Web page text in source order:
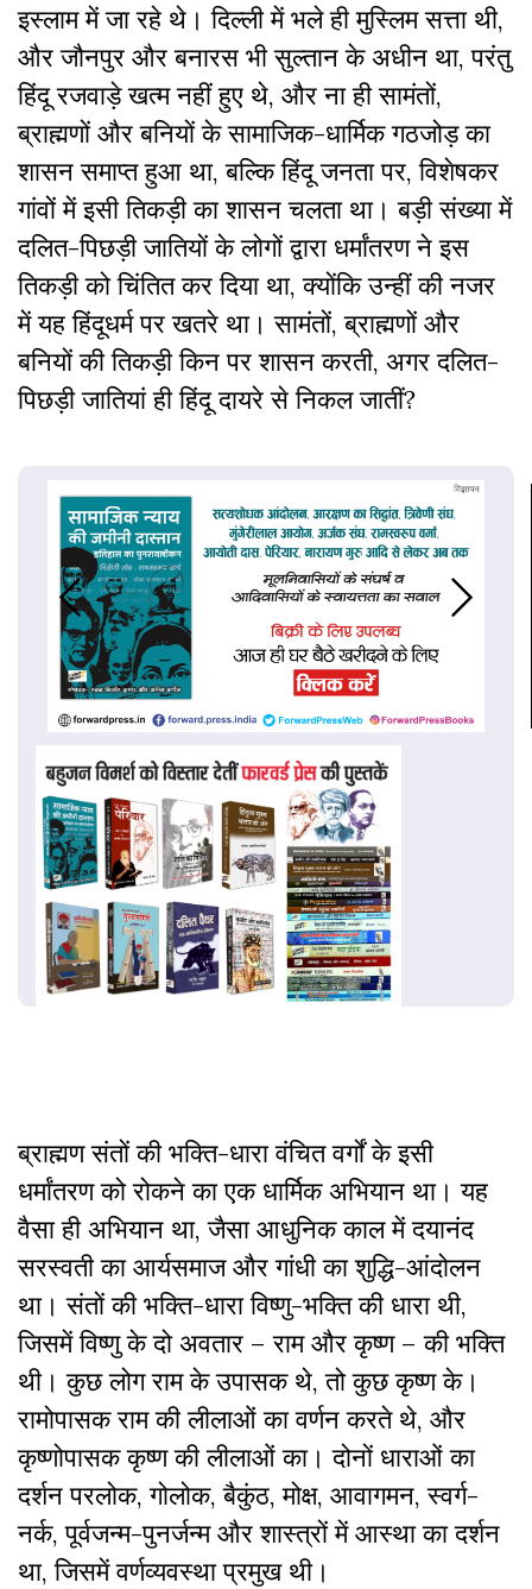
इस्लाम में जा रहे थे। दिल्ली में भले ही मुस्लिम सत्ता थी,
और जौनपुर और बनारस भी सुल्तान के अधीन था, परंतु
हिंदू रजवाड़े खत्म नहीं हुए थे, और ना ही सामंतों,
ब्राह्मणों और बनियों के सामाजिक-धार्मिक गठजोड़ का
शासन समाप्त हुआ था, बल्कि हिंदू जनता पर, विशेषकर
गांवों में इसी तिकड़ी का शासन चलता था। बड़ी संख्या में
दलित-पिछड़ी जातियों के लोगों द्वारा धर्मांतरण ने इस
तिकड़ी को चिंतित कर दिया था, क्योंकि उन्हीं की नजर
में यह हिंदूधर्म पर खतरे था। सामंतों, ब्राह्मणों और
बनियों की तिकड़ी किन पर शासन करती, अगर दलित-
पिछड़ी जातियां ही हिंदू दायरे से निकल जातीं?
ब्राह्मण संतों की भक्ति-धारा वंचित वर्गों के इसी
धर्मांतरण को रोकने का एक धार्मिक अभियान था। यह
वैसा ही अभियान था, जैसा आधुनिक काल में दयानंद
सरस्वती का आर्यसमाज और गांधी का शुद्धि-आंदोलन
था। संतों की भक्ति-धारा विष्णु-भक्ति की धारा थी,
जिसमें विष्णु के दो अवतार – राम और कृष्ण – की भक्ति
थी। कुछ लोग राम के उपासक थे, तो कुछ कृष्ण के।
रामोपासक राम की लीलाओं का वर्णन करते थे, और
कृष्णोपासक कृष्ण की लीलाओं का। दोनों धाराओं का
दर्शन परलोक, गोलोक, बैकुंठ, मोक्ष, आवागमन, स्वर्ग-
नर्क, पूर्वजन्म-पुनर्जन्म और शास्त्रों में आस्था का दर्शन
था, जिसमें वर्णव्यवस्था प्रमुख थी।